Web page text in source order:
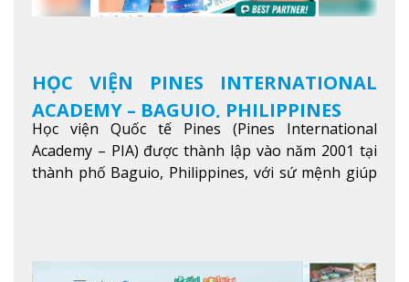
HỌC VIỆN PINES INTERNATIONAL
ACADEMY – BAGUIO, PHILIPPINES
Học viện Quốc tế Pines (Pines International
Academy – PIA) được thành lập vào năm 2001 tại
thành phố Baguio, Philippines, với sứ mệnh giúp